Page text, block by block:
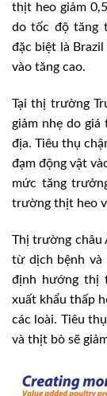
thịt heo giảm
do tốc độ tăng
đặc biệt là
vào tăng cao.
Tại thị trường
giảm nhẹ do
địa. Tiêu thụ
đạm động vật
mức tăng
trường thịt heo
Thị trường châu
từ dịch bệnh và
định hướng thị
xuất khẩu thấp
các loài. Tiêu
và thịt bò sẽ